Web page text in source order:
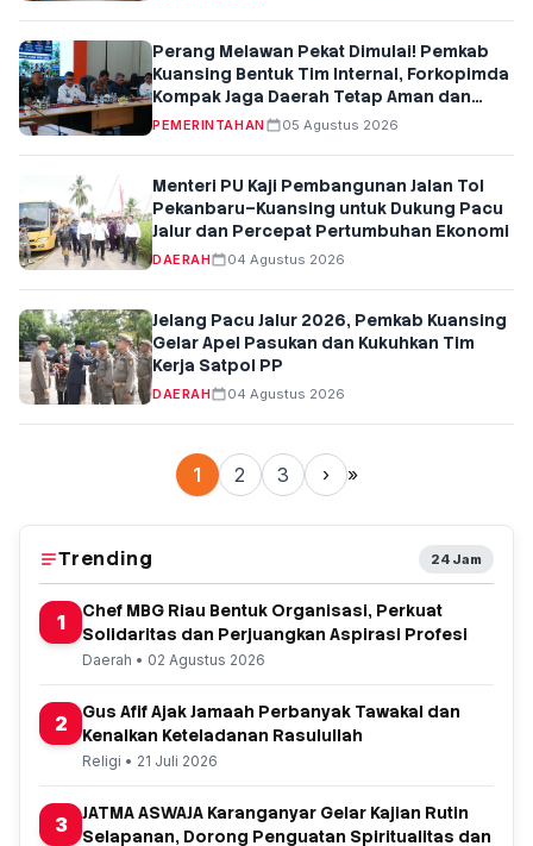
Perang Melawan Pekat Dimulai! Pemkab
Kuansing Bentuk Tim Internal, Forkopimda
Kompak Jaga Daerah Tetap Aman dan
Kondusif
PEMERINTAHAN 05 Agustus 2026
Menteri PU Kaji Pembangunan Jalan Tol
Pekanbaru–Kuansing untuk Dukung Pacu
Jalur dan Percepat Pertumbuhan Ekonomi
DAERAH 04 Agustus 2026
Jelang Pacu Jalur 2026, Pemkab Kuansing
Gelar Apel Pasukan dan Kukuhkan Tim
Kerja Satpol PP
DAERAH 04 Agustus 2026
1 2 3 › »
Trending 24 Jam
1
Chef MBG Riau Bentuk Organisasi, Perkuat
Solidaritas dan Perjuangkan Aspirasi Profesi
Daerah • 02 Agustus 2026
2
Gus Afif Ajak Jamaah Perbanyak Tawakal dan
Kenalkan Keteladanan Rasulullah
Religi • 21 Juli 2026
3
JATMA ASWAJA Karanganyar Gelar Kajian Rutin
Selapanan, Dorong Penguatan Spiritualitas dan